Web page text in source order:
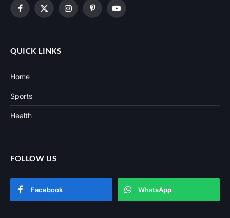
Facebook
X
InstagramPinterestYouTube
QUICK LINKS
Home
Sports
Health
FOLLOW US
Facebook WhatsApp